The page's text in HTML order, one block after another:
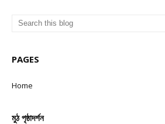
PAGES
Home
মুঠ পৃষ্ঠাদৰ্শন